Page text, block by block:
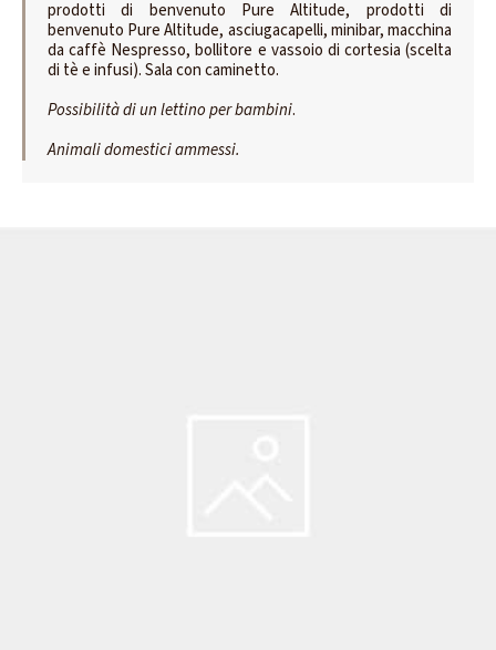
prodotti di benvenuto Pure Altitude, prodotti di
benvenuto Pure Altitude, asciugacapelli, minibar, macchina
da caffè Nespresso, bollitore e vassoio di cortesia (scelta
di tè e infusi). Sala con caminetto.
Possibilità di un lettino per bambini.
Animali domestici ammessi.